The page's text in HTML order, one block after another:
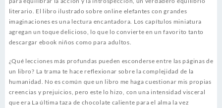
literario. El libro ilustrado sobre online elefantes con grandes
imaginaciones es una lectura encantadora. Los capítulos miniatura
agregan un toque delicioso, lo que lo convierte en un favorito tanto
descargar ebook niños como para adultos.
¿Qué lecciones más profundas pueden esconderse entre las páginas de
un libro? La trama te hace reflexionar sobre la complejidad de la
humanidad. No es común que un libro me haga cuestionar mis propias
creencias y prejuicios, pero este lo hizo, con una intensidad visceral
que era La última taza de chocolate caliente para el alma la vez